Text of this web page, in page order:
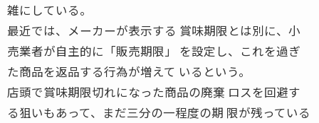
雑にしている。
最近では、メーカーが表示する 賞味期限とは別に、小
売業者が自主的に「販売期限」 を設定し、これを過ぎ
た商品を返品する行為が増えて いるという。
店頭で賞味期限切れになった商品の廃棄 ロスを回避す
る狙いもあって、まだ三分の一程度の期 限が残っている